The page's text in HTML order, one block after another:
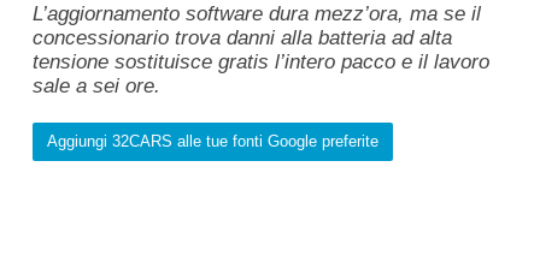
L’aggiornamento software dura mezz’ora, ma se il
concessionario trova danni alla batteria ad alta
tensione sostituisce gratis l’intero pacco e il lavoro
sale a sei ore.
Aggiungi 32CARS alle tue fonti Google preferite